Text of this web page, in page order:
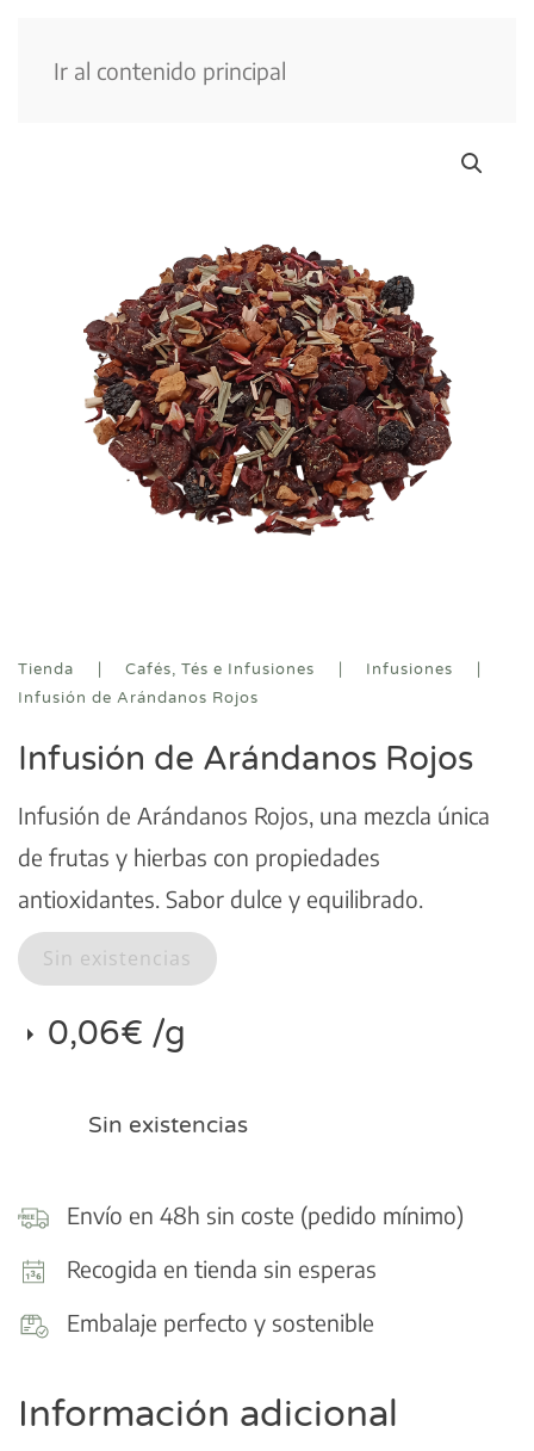
Ir al contenido principal
Tienda Cafés, Tés e Infusiones
Infusiones
Infusión de Arándanos Rojos
Infusión de Arándanos Rojos
Infusión de Arándanos Rojos, una mezcla única
de frutas y hierbas con propiedades
antioxidantes. Sabor dulce y equilibrado.
Sin existencias
0,06€ /g
Sin existencias
Envío en 48h sin coste (pedido mínimo)
Recogida en tienda sin esperas
Embalaje perfecto y sostenible
Información adicional